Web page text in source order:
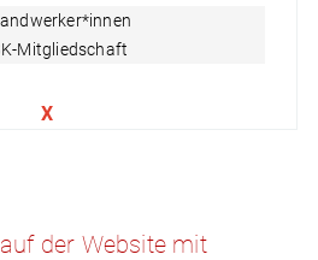
Mitgliedschaft
X
der Website mit